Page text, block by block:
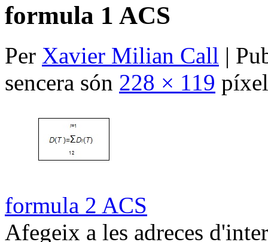
formula 1 ACS
Per Xavier Milian Call |
sencera són 228 × 119
formula 2 ACS
Afegeix a les adreces